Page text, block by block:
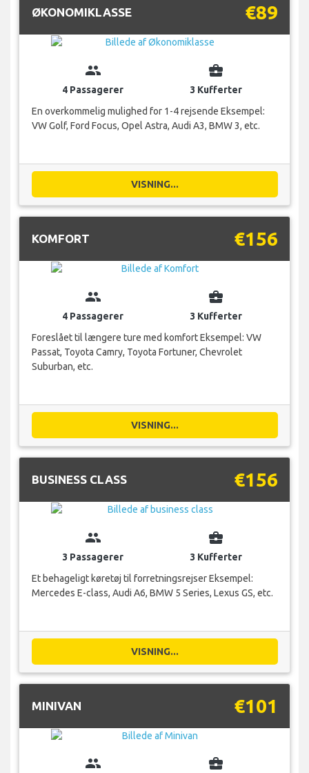
ØKONOMIKLASSE €89
group
4 Passagerer
business_center
3 Kufferter
En overkommelig mulighed for 1-4 rejsende Eksempel:
VW Golf, Ford Focus, Opel Astra, Audi A3, BMW 3, etc.
VISNING...
KOMFORT €156
group
4 Passagerer
business_center
3 Kufferter
Foreslået til længere ture med komfort Eksempel: VW
Passat, Toyota Camry, Toyota Fortuner, Chevrolet
Suburban, etc.
VISNING...
BUSINESS CLASS €156
group
3 Passagerer
business_center
3 Kufferter
Et behageligt køretøj til forretningsrejser Eksempel:
Mercedes E-class, Audi A6, BMW 5 Series, Lexus GS, etc.
VISNING...
MINIVAN €101
group business_center